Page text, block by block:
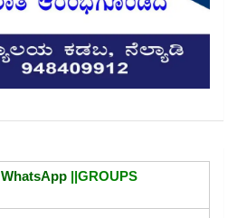
WhatsApp||GROUPS